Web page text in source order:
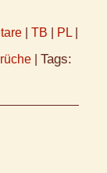
TB PL
Tags: